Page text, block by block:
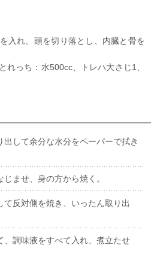
入れ、頭を切り落とし、内臓と骨を
れっち：水500cc、トレハ大さじ1、
して余分な水分をペーパーで拭き
ませ、身の方から焼く。
反対側を焼き、いったん取り出
、調味液をすべて入れ、煮立たせ